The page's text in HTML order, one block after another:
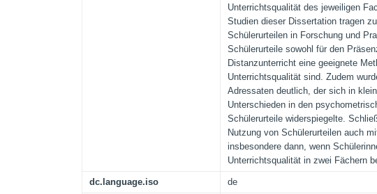
Unterrichtsqualität des jeweiligen
Studien dieser Dissertation tragen
Schülerurteilen in Forschung und
Schülerurteile sowohl für den
Distanzunterricht eine geeignete
Unterrichtsqualität sind. Zudem
Adressaten deutlich, der sich in
Unterschieden in den
Schülerurteile widerspiegelte.
Nutzung von Schülerurteilen auch
insbesondere dann, wenn
Unterrichtsqualität in zwei Fächern
dc.language.iso de